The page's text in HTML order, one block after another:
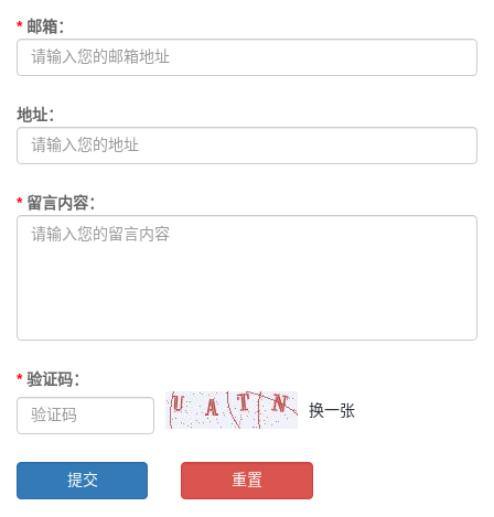
* 邮箱：
地址：
* 留言内容：
* 验证码：
换一张